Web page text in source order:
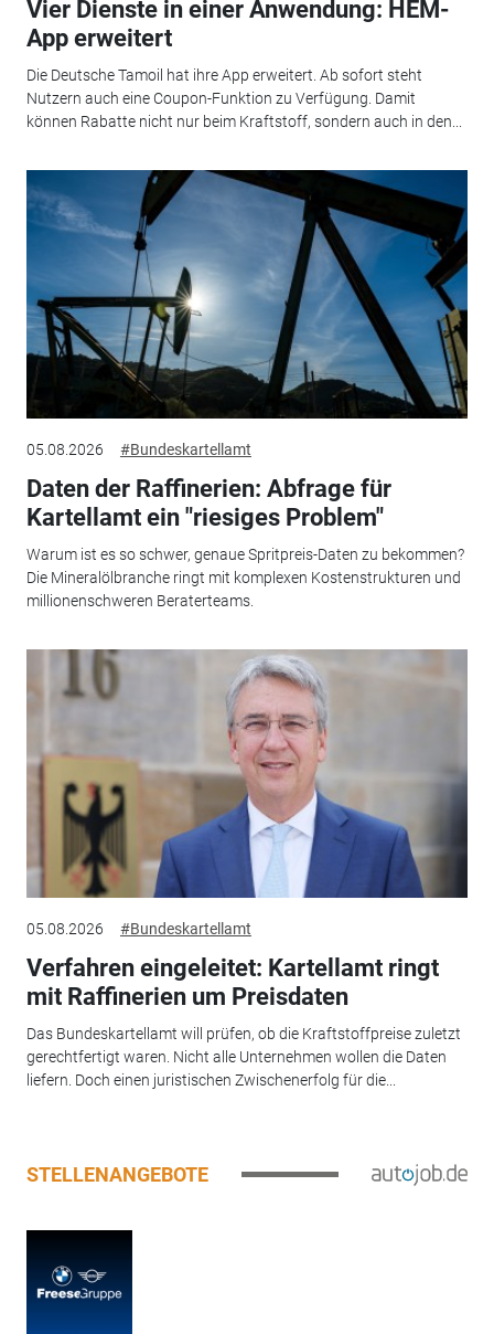
Vier Dienste in einer Anwendung: HEM-
App erweitert
Die Deutsche Tamoil hat ihre App erweitert. Ab sofort steht
Nutzern auch eine Coupon-Funktion zu Verfügung. Damit
können Rabatte nicht nur beim Kraftstoff, sondern auch in den...
05.08.2026 #Bundeskartellamt
Daten der Raffinerien: Abfrage für
Kartellamt ein "riesiges Problem"
Warum ist es so schwer, genaue Spritpreis-Daten zu bekommen?
Die Mineralölbranche ringt mit komplexen Kostenstrukturen und
millionenschweren Beraterteams.
05.08.2026 #Bundeskartellamt
Verfahren eingeleitet: Kartellamt ringt
mit Raffinerien um Preisdaten
Das Bundeskartellamt will prüfen, ob die Kraftstoffpreise zuletzt
gerechtfertigt waren. Nicht alle Unternehmen wollen die Daten
liefern. Doch einen juristischen Zwischenerfolg für die...
STELLENANGEBOTE